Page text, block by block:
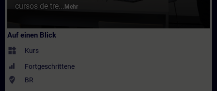
cursos de tre... Mehr
Auf einen Blick
widgets Kurs
Fortgeschrittene
where_to_vote BR